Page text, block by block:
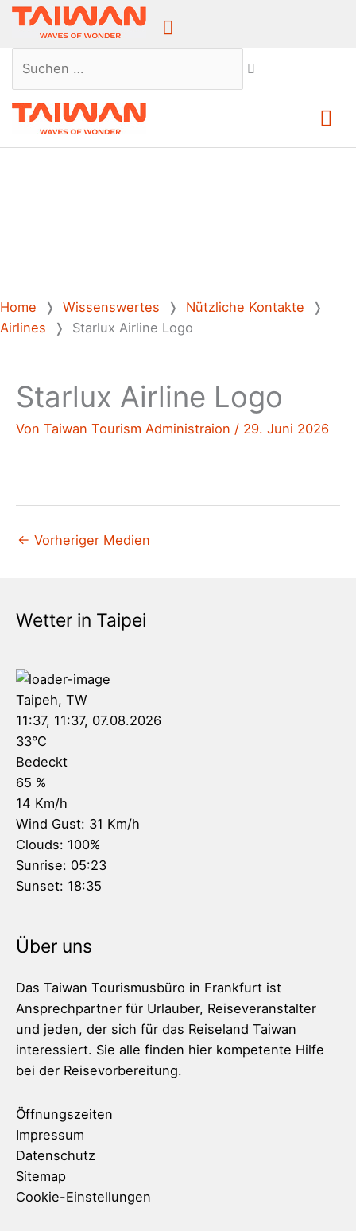
Above
Suchen …
Home ❭ Wissenswertes ❭ Nützliche Kontakte ❭
Airlines ❭ Starlux Airline Logo
Starlux Airline Logo
Von Taiwan Tourism Administraion / 29. Juni 2026
← Vorheriger Medien
Wetter in Taipei
Taipeh, TW
11:37, 11:37, 07.08.2026
33°C
Bedeckt
65 %
14 Km/h
Wind Gust: 31 Km/h
Clouds: 100%
Sunrise: 05:23
Sunset: 18:35
Über uns
Das Taiwan Tourismusbüro in Frankfurt ist
Ansprechpartner für Urlauber, Reiseveranstalter
und jeden, der sich für das Reiseland Taiwan
interessiert. Sie alle finden hier kompetente Hilfe
bei der Reisevorbereitung.
Öffnungszeiten
Impressum
Datenschutz
Sitemap
Cookie-Einstellungen